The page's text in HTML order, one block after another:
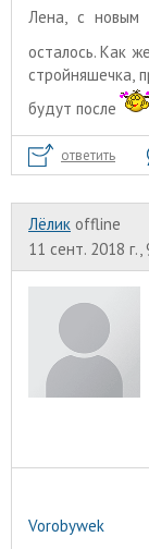
Лена, с новым
осталось. Как
стройняшечка,
будут после
ответить
Лёлик offline
11 сент. 2018 г.,
Vorobywek